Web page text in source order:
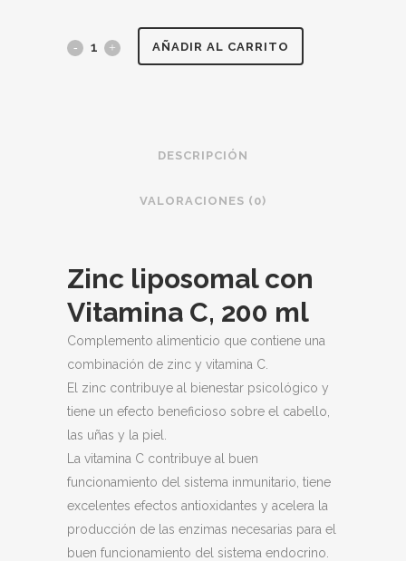
ZINC
líq.
quantity
AÑADIR AL CARRITO
DESCRIPCIÓN
VALORACIONES (0)
Zinc liposomal con
Vitamina C, 200 ml
Complemento alimenticio que contiene una
combinación de zinc y vitamina C.
El zinc contribuye al bienestar psicológico y
tiene un efecto beneficioso sobre el cabello,
las uñas y la piel.
La vitamina C contribuye al buen
funcionamiento del sistema inmunitario, tiene
excelentes efectos antioxidantes y acelera la
producción de las enzimas necesarias para el
buen funcionamiento del sistema endocrino.